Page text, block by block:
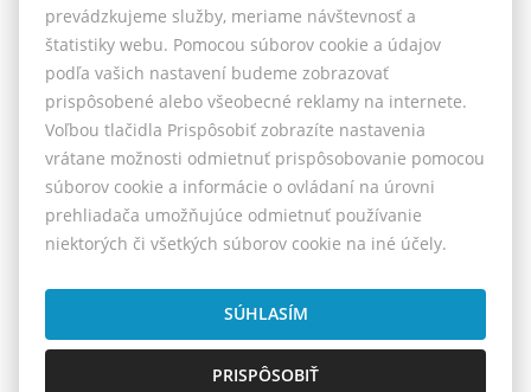
© 2026 - MAXFIN REAL s.r.o.
Vašinova 125/61, Nitra 949 01, E-mail: reality@maxfinreal.sk
Nastavenie cookies
Všeobecné podmienky sprostredkovania
Reklamačný poriadok
Etický kódex
prevádzkujeme služby, meriame návštevnosť a
štatistiky webu. Pomocou súborov cookie a údajov
podľa vašich nastavení budeme zobrazovať
prispôsobené alebo všeobecné reklamy na internete.
Voľbou tlačidla Prispôsobiť zobrazíte nastavenia
vrátane možnosti odmietnuť prispôsobovanie pomocou
súborov cookie a informácie o ovládaní na úrovni
prehliadača umožňujúce odmietnuť používanie
niektorých či všetkých súborov cookie na iné účely.
SÚHLASÍM
PRISPÔSOBIŤ